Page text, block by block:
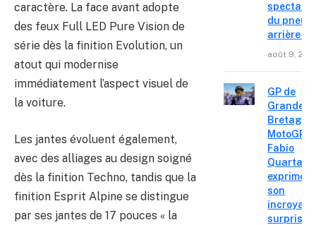
caractère. La face avant adopte
des feux Full LED Pure Vision de
série dès la finition Evolution, un
atout qui modernise
immédiatement l’aspect visuel de
la voiture.
Les jantes évoluent également,
avec des alliages au design soigné
dès la finition Techno, tandis que la
finition Esprit Alpine se distingue
par ses jantes de 17 pouces « la
du pneu
arrière »
août 9,
GP de
Grande-
Bretagne
MotoGP :
Fabio
exprime
son
surprise